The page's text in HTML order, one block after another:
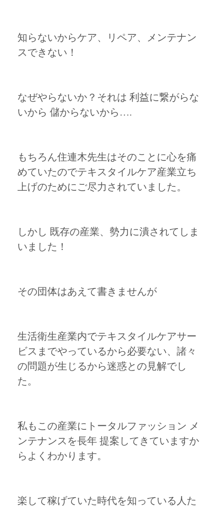
知らないからケア、リペア、メンテナン
スできない！
なぜやらないか？それは 利益に繋がらな
いから 儲からないから….
もちろん住連木先生はそのことに心を痛
めていたのでテキスタイルケア産業立ち
上げのためにご尽力されていました。
しかし 既存の産業、勢力に潰されてしま
いました！
その団体はあえて書きませんが
生活衛生産業内でテキスタイルケアサー
ビスまでやっているから必要ない、諸々
の問題が生じるから迷惑との見解でし
た。
私もこの産業にトータルファッション メ
ンテナンスを長年 提案してきていますか
らよくわかります。
楽して稼げていた時代を知っている人た